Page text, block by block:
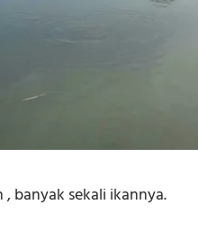
banyak sekali ikannya.